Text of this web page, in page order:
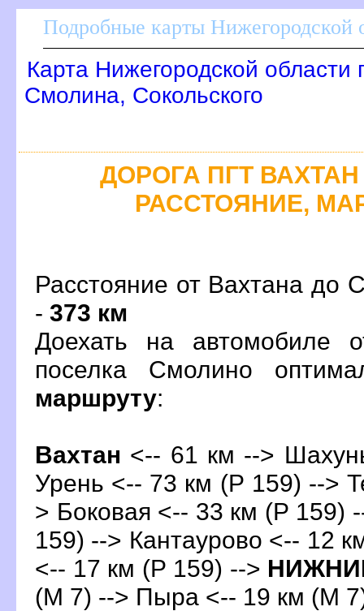
Подробные карты Нижегородской
Карта Нижегородской области
Смолина, Сокольского
ДОРОГА ПГТ
РАССТОЯНИЕ,
Расстояние от Вахтана до
- 373 км
Доехать на автомобиле
поселка Смолино
маршруту:
ахтан <-- 61 км -->
Урень <-- 73 км (Р 159) -->
> Боковая <-- 33 км (Р 159)
159) --> Кантаурово <-- 12
<-- 17 км (Р 159) -->
(М 7) --> Пыра <-- 19 км (М